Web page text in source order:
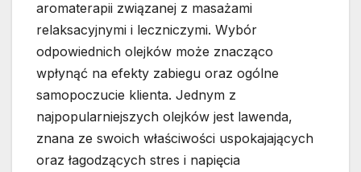
aromaterapii związanej z masażami
relaksacyjnymi i leczniczymi. Wybór
odpowiednich olejków może znacząco
wpłynąć na efekty zabiegu oraz ogólne
samopoczucie klienta. Jednym z
najpopularniejszych olejków jest lawenda,
znana ze swoich właściwości uspokajających
oraz łagodzących stres i napięcia